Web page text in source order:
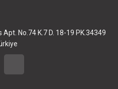
No.74 K.7 D. 18-19 PK.34349